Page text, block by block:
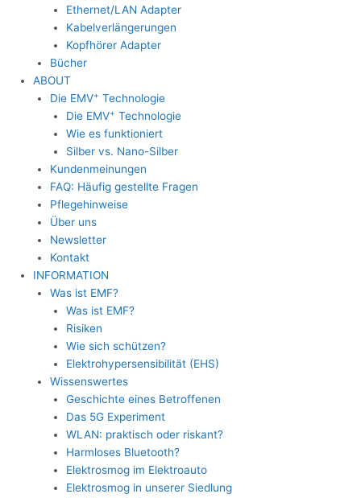
Ethernet/LAN Adapter
Kabelverlängerungen
Kopfhörer Adapter
Bücher
ABOUT
Die EMV+ Technologie
Die EMV+ Technologie
Wie es funktioniert
Silber vs. Nano-Silber
Kundenmeinungen
FAQ: Häufig gestellte Fragen
Pflegehinweise
Über uns
Newsletter
Kontakt
INFORMATION
Was ist EMF?
Was ist EMF?
Risiken
Wie sich schützen?
Elektrohypersensibilität (EHS)
Wissenswertes
Geschichte eines Betroffenen
Das 5G Experiment
WLAN: praktisch oder riskant?
Harmloses Bluetooth?
Elektrosmog im Elektroauto
Elektrosmog in unserer Siedlung